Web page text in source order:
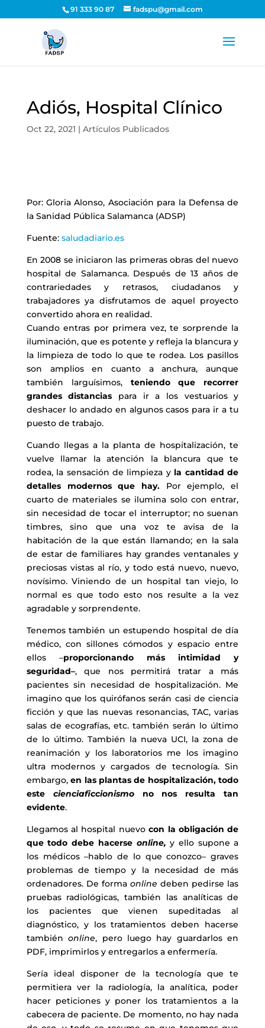
91 333 90 87 fadspu@gmail.com
Adiós, Hospital Clínico
Oct 22, 2021 | Artículos Publicados
Por: Gloria Alonso, Asociación para la Defensa de
la Sanidad Pública Salamanca (ADSP)
Fuente: saludadiario.es
En 2008 se iniciaron las primeras obras del nuevo
hospital de Salamanca. Después de 13 años de
contrariedades y retrasos, ciudadanos y
trabajadores ya disfrutamos de aquel proyecto
convertido ahora en realidad.
Cuando entras por primera vez, te sorprende la
iluminación, que es potente y refleja la blancura y
la limpieza de todo lo que te rodea. Los pasillos
son amplios en cuanto a anchura, aunque
también larguísimos,
teniendo que recorrer
grandes distancias
para ir a los vestuarios y
deshacer lo andado en algunos casos para ir a tu
puesto de trabajo.
Cuando llegas a la planta de hospitalización, te
vuelve llamar la atención la blancura que te
rodea, la sensación de limpieza y la cantidad de
detalles modernos que hay.
Por ejemplo, el
cuarto de materiales se ilumina solo con entrar,
sin necesidad de tocar el interruptor; no suenan
timbres, sino que una voz te avisa de la
habitación de la que están llamando; en la sala
de estar de familiares hay grandes ventanales y
preciosas vistas al río, y todo está nuevo, nuevo,
novísimo. Viniendo de un hospital tan viejo, lo
normal es que todo esto nos resulte a la vez
agradable y sorprendente.
Tenemos también un estupendo hospital de día
médico, con sillones cómodos y espacio entre
ellos –proporcionando más intimidad y
seguridad–, que nos permitirá tratar a más
pacientes sin necesidad de hospitalización. Me
imagino que los quirófanos serán casi de ciencia
ficción y que las nuevas resonancias, TAC, varias
salas de ecografías, etc. también serán lo último
de lo último. También la nueva UCI, la zona de
reanimación y los laboratorios me los imagino
ultra modernos y cargados de tecnología. Sin
embargo, en las plantas de hospitalización, todo
este
cienciaficcionismo
no nos resulta tan
evidente.
Llegamos al hospital nuevo con la obligación de
que todo debe hacerse online, y ello supone a
los médicos –hablo de lo que conozco– graves
problemas de tiempo y la necesidad de más
ordenadores. De forma online deben pedirse las
pruebas radiológicas, también las analíticas de
los pacientes que vienen supeditadas al
diagnóstico, y los tratamientos deben hacerse
también online, pero luego hay guardarlos en
PDF, imprimirlos y entregarlos a enfermería.
Sería ideal disponer de la tecnología que te
permitiera ver la radiología, la analítica, poder
hacer peticiones y poner los tratamientos a la
cabecera de paciente. De momento, no hay nada